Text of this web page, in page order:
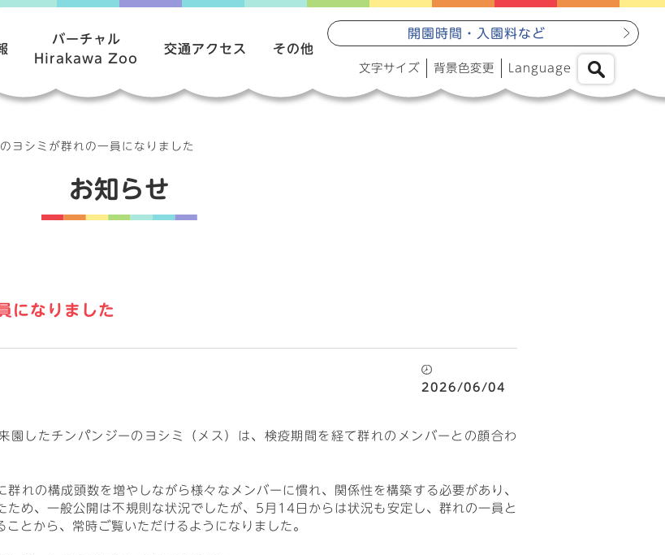
バーチャル
Hirakawa Zoo
交通アクセス その他
開園時間・入園料など
文字サイズ 背景色変更 Language
ヨシミが群れの一員になりました
お知らせ
になりました
2026/06/04
したチンパンジーのヨシミ（メス）は、検疫期間を経て群れのメンバーとの顔合わ
れの構成頭数を増やしながら様々なメンバーに慣れ、関係性を構築する必要があり、
ため、一般公開は不規則な状況でしたが、5月14日からは状況も安定し、群れの一員と
とから、常時ご覧いただけるようになりました。